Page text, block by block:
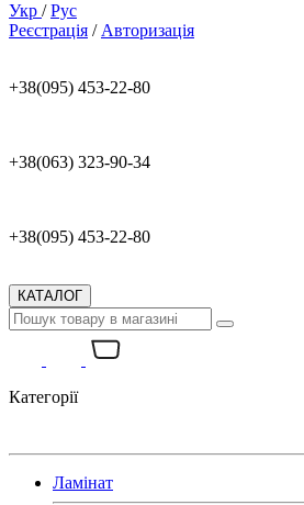
Укр /Рус
Реєстрація / Авторизація
+38(095) 453-22-80
+38(063) 323-90-34
+38(095) 453-22-80
КАТАЛОГ
Категорії
Ламінат